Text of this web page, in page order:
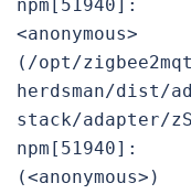
npm[51940]:
<anonymous>
(/opt/
herdsman/dist/
stack/adapter/
npm[51940]:
(<anonymous>)